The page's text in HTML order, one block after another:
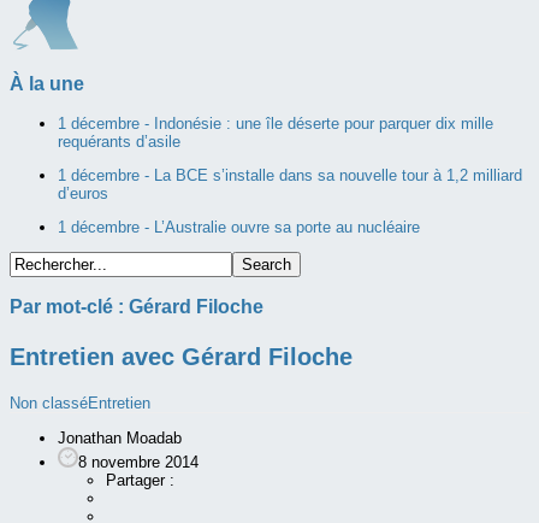
À la une
1 décembre - Indonésie : une île déserte pour parquer dix mille
requérants d’asile
1 décembre - La BCE s’installe dans sa nouvelle tour à 1,2 milliard
d’euros
1 décembre - L’Australie ouvre sa porte au nucléaire
Par mot-clé : Gérard Filoche
Entretien avec Gérard Filoche
Non classéEntretien
Jonathan Moadab
8 novembre 2014
Partager :